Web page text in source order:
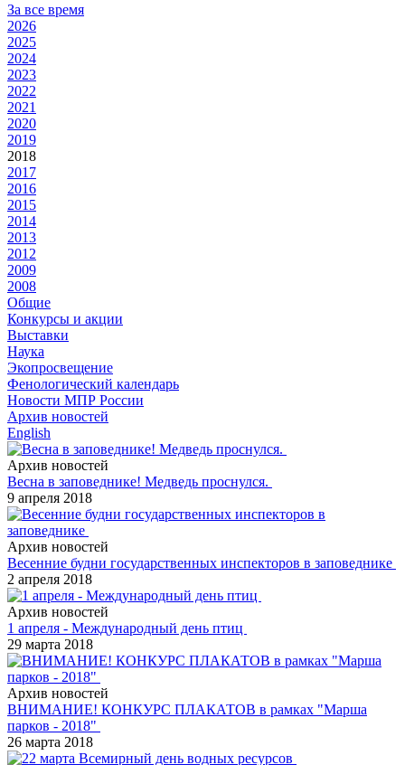
За все время
2026
2025
2024
2023
2022
2021
2020
2019
2018
2017
2016
2015
2014
2013
2012
2009
2008
Общие
Конкурсы и акции
Выставки
Наука
Экопросвещение
Фенологический календарь
Новости МПР России
Архив новостей
English
Архив новостей
Весна в заповеднике! Медведь проснулся.
9 апреля 2018
Архив новостей
Весенние будни государственных инспекторов в заповеднике
2 апреля 2018
Архив новостей
1 апреля - Международный день птиц
29 марта 2018
Архив новостей
ВНИМАНИЕ! КОНКУРС ПЛАКАТОВ в рамках "Марша
парков - 2018"
26 марта 2018